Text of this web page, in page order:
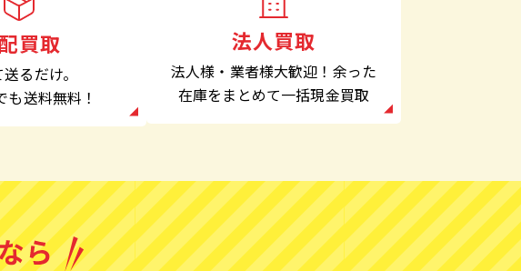
買取
るだけ。
も送料無料！
法人買取
法人様・業者様大歓迎！余った
在庫をまとめて一括現金買取